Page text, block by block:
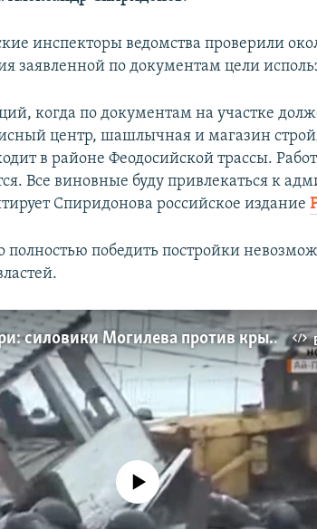
инспекторы ведомства проверили
заявленной по документам цели
когда по документам на участке
центр, шашлычная и магазин
в районе Феодосийской трассы.
Все виновные буду привлекаться к
Спиридонова российское издание
полностью победить постройки
Зачистка на Ай-Петри: силовики Могилева против крымскотатарских предпринимателей (видео)
No media source currently available